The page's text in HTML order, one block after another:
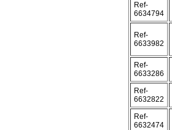
Ref-
6634794
Ref-
6633982
Ref-
6633286
Ref-
6632822
Ref-
6632474